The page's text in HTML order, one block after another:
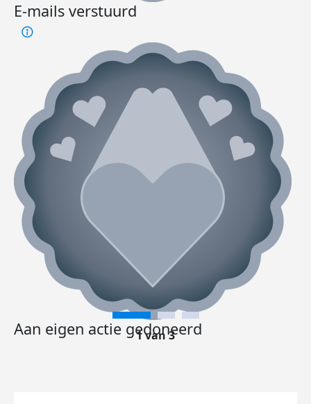
E-mails verstuurd
Aan eigen actie gedoneerd
1 van 3